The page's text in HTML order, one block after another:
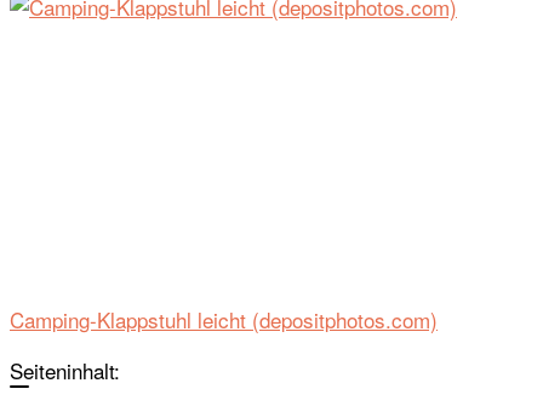
Camping-Klappstuhl leicht (depositphotos.com)
Seiteninhalt: